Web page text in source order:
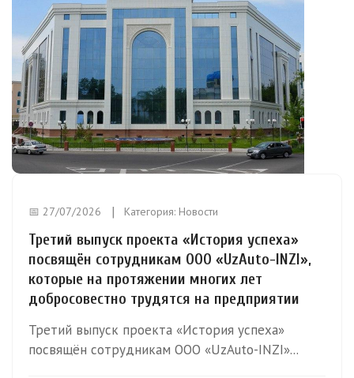
📅 27/07/2026 Категория: Новости
Третий выпуск проекта «История успеха»
посвящён сотрудникам ООО «UzAuto-INZI»,
которые на протяжении многих лет
добросовестно трудятся на предприятии
Третий выпуск проекта «История успеха»
посвящён сотрудникам ООО «UzAuto-INZI»...